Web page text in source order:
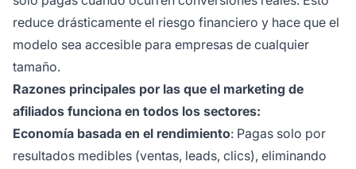
reduce drásticamente el riesgo financiero y hace que el
modelo sea accesible para empresas de cualquier
tamaño.
Razones principales por las que el marketing de
afiliados funciona en todos los sectores:
Economía basada en el rendimiento: Pagas solo por
resultados medibles (ventas, leads, clics), eliminando